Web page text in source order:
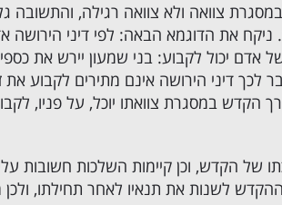
צוואה ולא צוואה רגילה, והתשובה
ניקח את הדוגמא הבאה: לפי דיני הירושה
יכול לקבוע: בני שמעון יירש את
לכך דיני הירושה אינם מתירים לקבוע את
הקדש במסגרת צוואתו יוכל, על פניו,
של הקדש, וכן קיימות השלכות חשובות
לשנות את תנאיו לאחר תחילתו, ולכן